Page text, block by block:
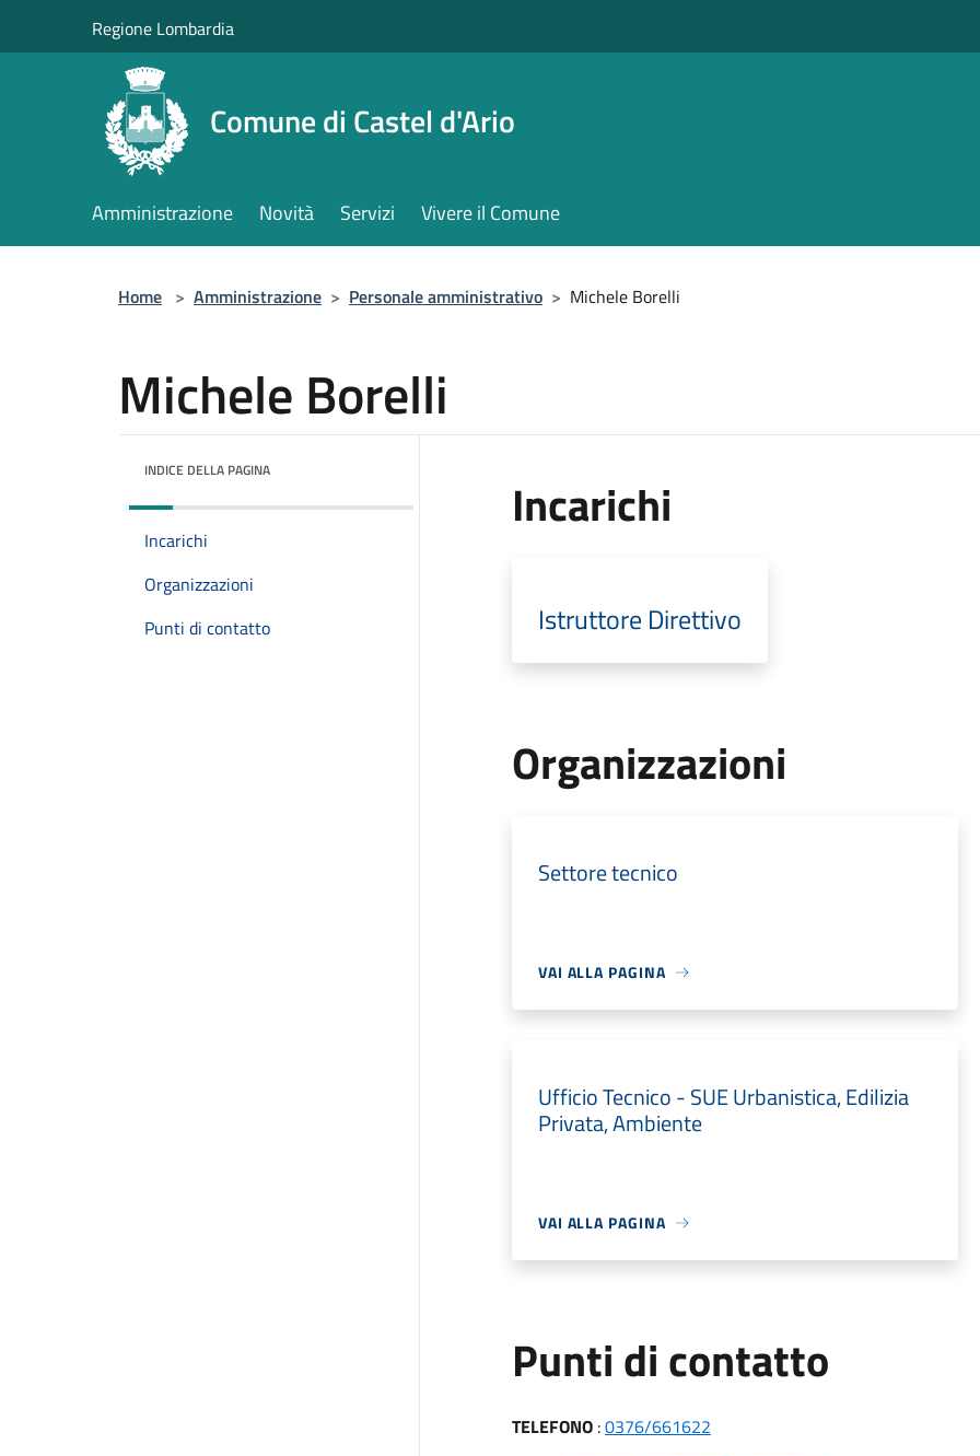
Regione Lombardia
Comune di Castel d'Ario
Amministrazione Novità Servizi Vivere il Comune
Home > Amministrazione > Personale amministrativo > Michele Borelli
Michele Borelli
INDICE DELLA PAGINA
Incarichi
Organizzazioni
Punti di contatto
Incarichi
Istruttore Direttivo
Organizzazioni
Settore tecnico
VAI ALLA PAGINA
Ufficio Tecnico - SUE Urbanistica, Edilizia
Privata, Ambiente
VAI ALLA PAGINA
Punti di contatto
TELEFONO:0376/661622